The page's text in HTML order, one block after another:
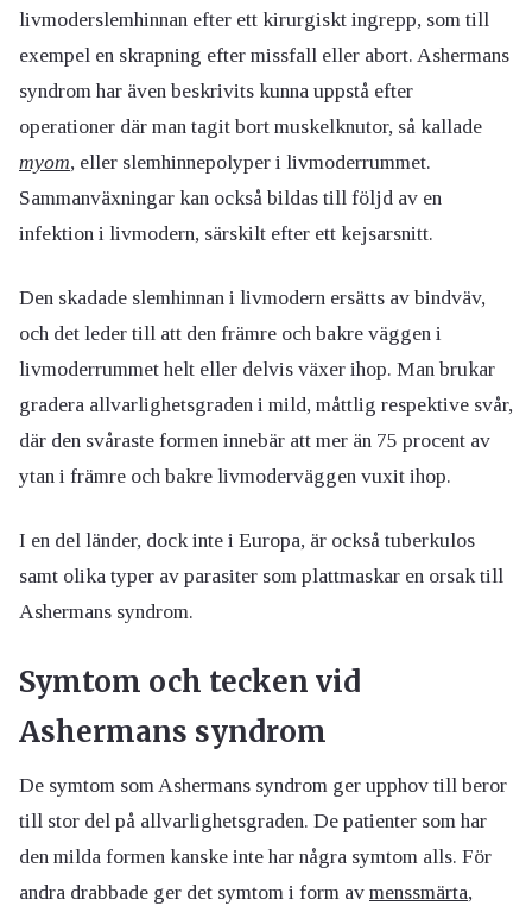
livmoderslemhinnan efter ett kirurgiskt ingrepp, som till
exempel en skrapning efter missfall eller abort. Ashermans
syndrom har även beskrivits kunna uppstå efter
operationer där man tagit bort muskelknutor, så kallade
myom, eller slemhinnepolyper i livmoderrummet.
Sammanväxningar kan också bildas till följd av en
infektion i livmodern, särskilt efter ett kejsarsnitt.
Den skadade slemhinnan i livmodern ersätts av bindväv,
och det leder till att den främre och bakre väggen i
livmoderrummet helt eller delvis växer ihop. Man brukar
gradera allvarlighetsgraden i mild, måttlig respektive svår,
där den svåraste formen innebär att mer än 75 procent av
ytan i främre och bakre livmoderväggen vuxit ihop.
I en del länder, dock inte i Europa, är också tuberkulos
samt olika typer av parasiter som plattmaskar en orsak till
Ashermans syndrom.
Symtom och tecken vid
Ashermans syndrom
De symtom som Ashermans syndrom ger upphov till beror
till stor del på allvarlighetsgraden. De patienter som har
den milda formen kanske inte har några symtom alls. För
andra drabbade ger det symtom i form av menssmärta,